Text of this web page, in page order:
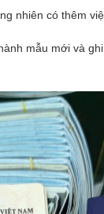
nhiên có thêm
mẫu mới và